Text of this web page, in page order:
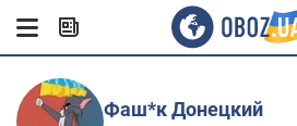
Фаш*к Донецкий